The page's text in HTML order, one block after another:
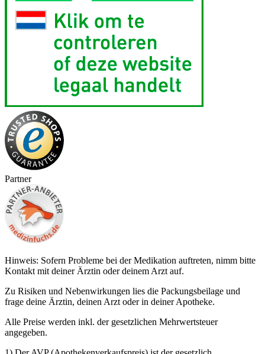
Partner
Hinweis: Sofern Probleme bei der Medikation auftreten, nimm bitte
Kontakt mit deiner Ärztin oder deinem Arzt auf.
Zu Risiken und Nebenwirkungen lies die Packungsbeilage und
frage deine Ärztin, deinen Arzt oder in deiner Apotheke.
Alle Preise werden inkl. der gesetzlichen Mehrwertsteuer
angegeben.